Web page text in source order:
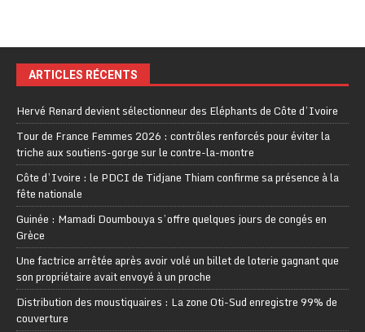
ARTICLES RÉCENTS
Hervé Renard devient sélectionneur des Eléphants de Côte d’Ivoire
Tour de France Femmes 2026 : contrôles renforcés pour éviter la
triche aux soutiens-gorge sur le contre-la-montre
Côte d’Ivoire : le PDCI de Tidjane Thiam confirme sa présence à la
fête nationale
Guinée : Mamadi Doumbouya s’offre quelques jours de congés en
Grèce
Une factrice arrêtée après avoir volé un billet de loterie gagnant que
son propriétaire avait envoyé à un proche
Distribution des moustiquaires : La zone Oti-Sud enregistre 99% de
couverture